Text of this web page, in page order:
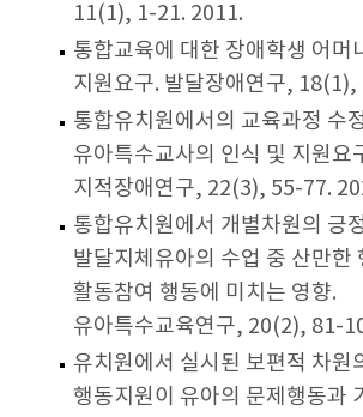
11(1), 1-21. 2011.
통합교육에 대한 장애학생 어머
지원요구. 발달장애연구,
통합유치원에서의 교육과정 수
유아특수교사의 인식 및 지원요
지적장애연구, 22(3), 55-77.
통합유치원에서 개별차원의 긍
발달지체유아의 수업 중 산만한
활동참여 행동에 미치는 영향.
유아특수교육연구, 20(2), 81-
유치원에서 실시된 보편적 차원
행동지원이 유아의 문제행동과